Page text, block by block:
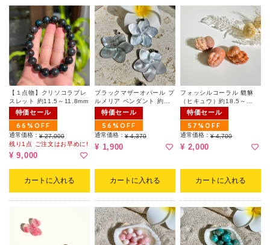
【１点物】クリソコラブレ
スレット 約11.5～11.8mm
特価セール
66%OFF
通常価格： ¥ 27,000
残り1点 ご注文はお早めに!
¥ 9,000
カートに入れる
ブラックマザーオパール プ
ルメリア ペンダント 約
43mm（ランダム）
特価セール
56%OFF
通常価格：¥ 4,370
¥ 1,900
カートに入れる
フォッシルコーラル 貔貅
（ヒキュウ）約18.5～
19.5mm 粒販売（ランダ
ム）
特価セール
57%OFF
通常価格：¥ 4,700
¥ 2,000
カートに入れる